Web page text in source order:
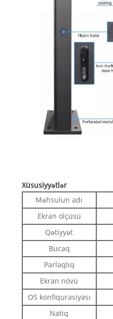
Xüsusiyyətlər
Məhsulun adı
Ekran ölçüsü
Qətiyyət
Bucaq
Parlaqlıq
Ekran növü
OS konfiqurasiyası
Natiq